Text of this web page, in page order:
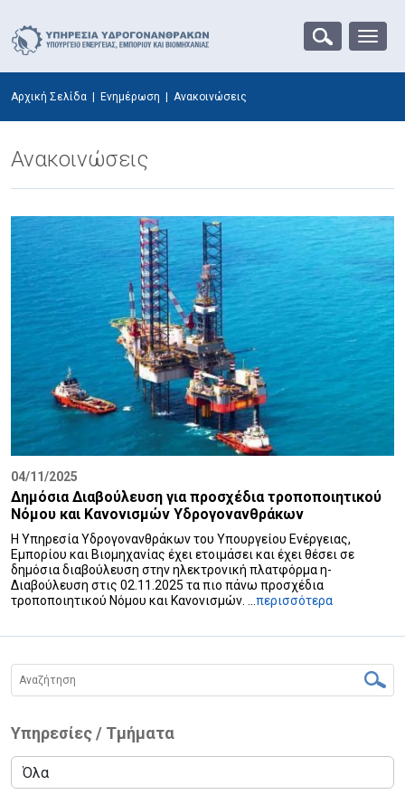
Αρχική Σελίδα Ενημέρωση Ανακοινώσεις
Ανακοινώσεις
04/11/2025
Δημόσια Διαβούλευση για προσχέδια τροποποιητικού
Νόμου και Κανονισμών Υδρογονανθράκων
Η Υπηρεσία Υδρογονανθράκων του Υπουργείου Ενέργειας,
Εμπορίου και Βιομηχανίας έχει ετοιμάσει και έχει θέσει σε
δημόσια διαβούλευση στην ηλεκτρονική πλατφόρμα η-
Διαβούλευση στις 02.11.2025 τα πιο πάνω προσχέδια
τροποποιητικού Νόμου και Κανονισμών. ... περισσότερα
Υπηρεσίες / Τμήματα